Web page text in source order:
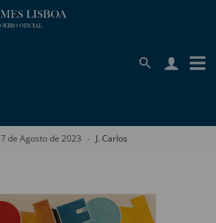
7 de Agosto de 2023 J. Carlos